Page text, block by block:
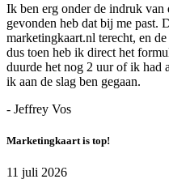
Ik ben erg onder de indruk van
gevonden heb dat bij me past.
marketingkaart.nl terecht, en
dus toen heb ik direct het
duurde het nog 2 uur of ik had
ik aan de slag ben gegaan.
- Jeffrey Vos
Marketingkaart is top!
11 juli 2026